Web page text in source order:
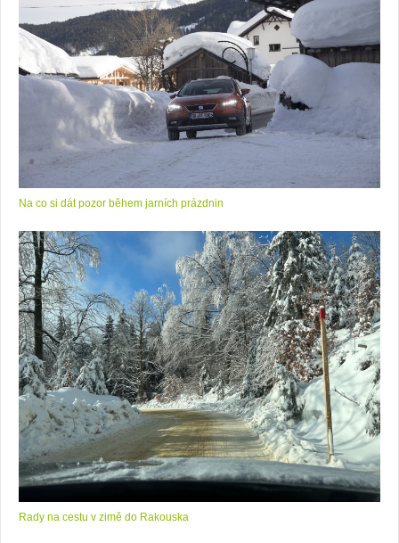
Na co si dát pozor během jarních prázdnin
Rady na cestu v zimě do Rakouska